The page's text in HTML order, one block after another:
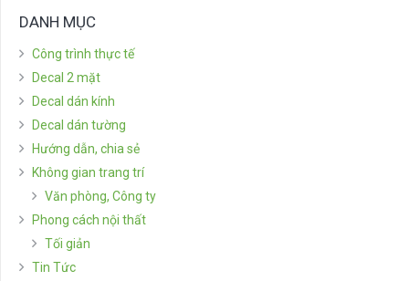
DANH MỤC
Công trình thực tế
Decal 2 mặt
Decal dán kính
Decal dán tường
Hướng dẫn, chia sẻ
Không gian trang trí
Văn phòng, Công ty
Phong cách nội thất
Tối giản
Tin Tức